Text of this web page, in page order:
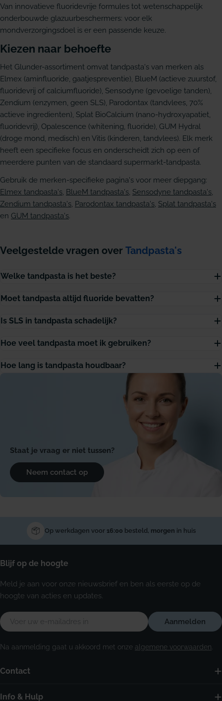
Van innovatieve fluoridevrije formules tot wetenschappelijk
onderbouwde glazuurbeschermers: voor elk
mondverzorgingsdoel is er een passende keuze.
Kiezen naar behoefte
Het Glunder-assortiment omvat tandpasta's van merken als
Elmex (aminfluoride, gaatjespreventie), BlueM (actieve zuurstof,
fluoridevrij of calciumfluoride), Sensodyne (gevoelige tanden),
Zendium (enzymen, geen SLS), Parodontax (tandvlees, 70%
actieve ingredienten), Splat BioCalcium (nano-hydroxyapatiet,
fluoridevrij), Opalescence (whitening, fluoride), GUM Hydral
(droge mond, medisch) en Vitis (kinderen, tandvlees). Elk merk
heeft een specifieke focus en onderscheidt zich op een of
meerdere punten van de standaard supermarkt-tandpasta.
Gebruik de merken-specifieke pagina's voor meer diepgang:
Elmex tandpasta's, BlueM tandpasta's, Sensodyne tandpasta's,
Zendium tandpasta's, Parodontax tandpasta's, Splat tandpasta's
en GUM tandpasta's.
Staat je vraag er niet tussen?
Neem contact op
Veelgestelde vragen over Tandpasta's
Welke tandpasta is het beste?
Moet tandpasta altijd fluoride bevatten?
Is SLS in tandpasta schadelijk?
Hoe veel tandpasta moet ik gebruiken?
Hoe lang is tandpasta houdbaar?
Op werkdagen voor 16:00 besteld, morgen in huis
Contact
Info & Hulp
Blijf op de hoogte
Meld je aan voor onze nieuwsbrief en ben als eerste op de
hoogte van acties en updates.
E-
mail
Aanmelden
Na aanmelding gaat u akkoord met onze algemene voorwaarden